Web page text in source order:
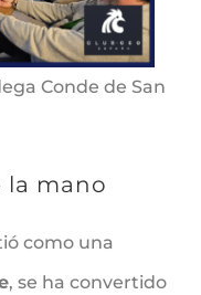
Conde de San
la mano
como una
, se ha convertido